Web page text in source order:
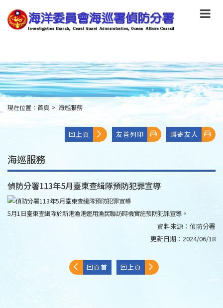
到
主
要
to
main
content
:::
現在位置： 首頁 > 海巡服務
回上頁 友善列印 轉寄友人
海巡服務
偵防分署113年5月臺東查緝隊預防犯罪宣導
5月1日臺東查緝隊於新港漁港運用漁民聯訪時機實施預防犯罪宣導。
資料來源： 偵防分署
更新日期： 2024/06/18
回頁首 回上頁